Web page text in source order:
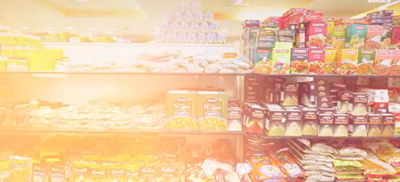
Unmute
/
Loaded:
30.47%